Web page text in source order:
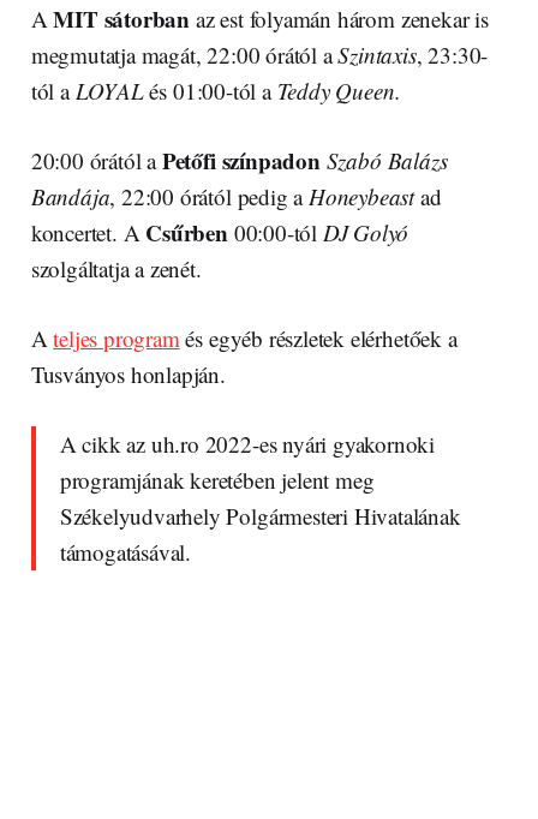
AMIT sátorban az est folyamán három zenekar is
megmutatja magát, 22:00 órától aSzintaxis, 23:30-
tól a LOYALés 01:00-tól a Teddy Queen.
20:00 órától aPetőfi színpadon Szabó Balázs
Bandája, 22:00 órától pedig a Honeybeastad
koncertet. A Csűrben 00:00-tól DJ Golyó
szolgáltatja a zenét.
Ateljes program és egyéb részletek elérhetőek a
Tusványos honlapján.
A cikk az uh.ro 2022-es nyári gyakornoki
programjának keretében jelent meg
Székelyudvarhely Polgármesteri Hivatalának
támogatásával.